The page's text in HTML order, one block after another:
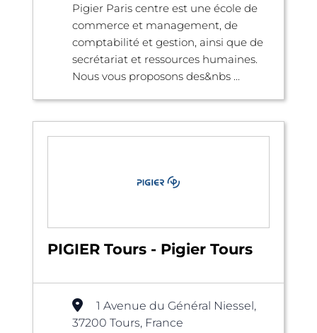
Pigier Paris centre est une école de
commerce et management, de
comptabilité et gestion, ainsi que de
secrétariat et ressources humaines.
Nous vous proposons des&nbs ...
PIGIER Tours - Pigier Tours
1 Avenue du Général Niessel,
37200 Tours, France